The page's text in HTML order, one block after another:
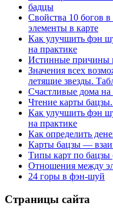
бадцы
Свойства 10 богов
элементы в карте
Как улучшить фэн
на практике
Истинные причины
Значения всех
летящие звезды.
Счастливые дома на
Чтение карты бацзы.
Как улучшить фэн
на практике
Как определить
Карты бацзы —
Типы карт по бацзы
Отношения между
24 горы в фэн-шуй
Страницы сайта